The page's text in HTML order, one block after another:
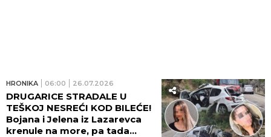
HRONIKA 06:00 26.07.2026
DRUGARICE STRADALE U
TEŠKOJ NESREĆI KOD BILEĆE!
Bojana i Jelena iz Lazarevca
krenule na more, pa tada